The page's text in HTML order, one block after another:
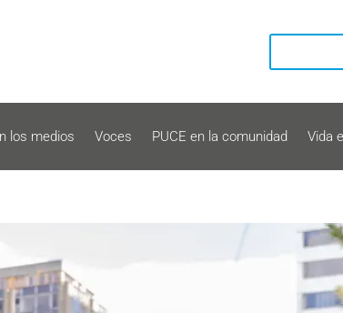
los medios Voces PUCE en la comunidad Vida